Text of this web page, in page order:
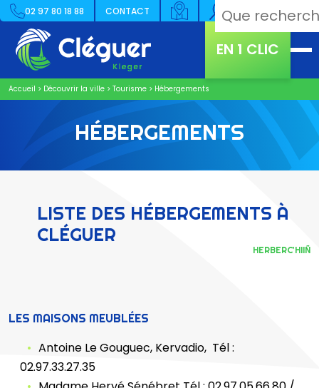
02 97 80 18 88 CONTACT
EN 1 CLIC
Accueil > Découvrir la ville > Tourisme > Hébergements
HÉBERGEMENTS
LISTE DES HÉBERGEMENTS À
CLÉGUER
HERBERC’HIIÑ
LES MAISONS MEUBLÉES
Antoine Le Gouguec, Kervadio, Tél :
02.97.33.27.35